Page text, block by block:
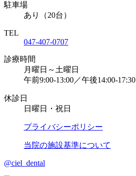
駐車場
あり（20台）
TEL
047-407-0707
診療時間
月曜日～土曜日
午前9:00-13:00／午後14:00-17:30
休診日
日曜日・祝日
プライバシーポリシー
当院の施設基準について
@ciel_dental